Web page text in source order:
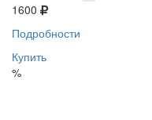
1600
Подробности
Купить
%